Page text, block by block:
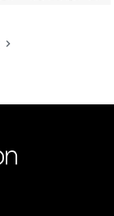
navigate_next